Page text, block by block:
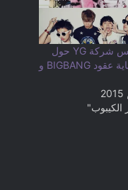
تعليق رئيس شركة YG حول
اقتراب نهاية عقود BIGBANG و
الكيبوب"